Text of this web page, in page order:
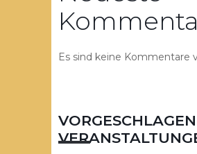
Es sind keine Kommentare